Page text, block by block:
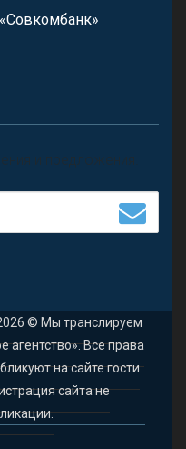
«Совкомбанк»
и предложения.
© Мы транслируем
агентство». Все права
на сайте гости
сайта не